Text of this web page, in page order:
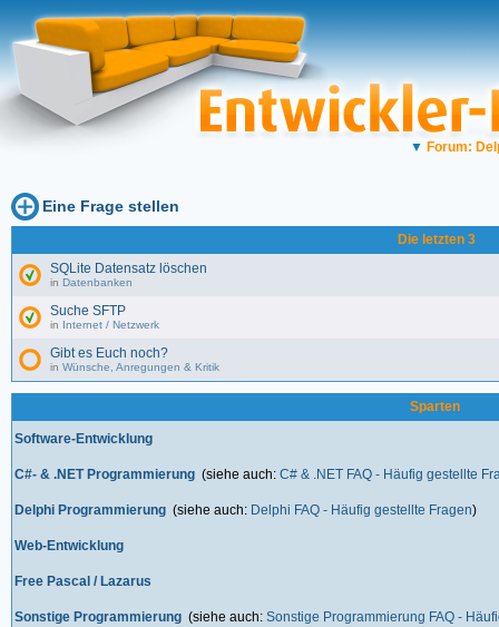
▼ Forum:
Eine Frage stellen
Die letzten 3
SQLite Datensatz löschen
in Datenbanken
Suche SFTP
in Internet / Netzwerk
Gibt es Euch noch?
in Wünsche, Anregungen & Kritik
Sparten
Software-Entwicklung
C#- & .NET Programmierung (siehe auch: C# & .NET FAQ - Häufig gestellte
Delphi Programmierung (siehe auch: Delphi FAQ - Häufig gestellte Fragen)
Web-Entwicklung
Free Pascal / Lazarus
Sonstige Programmierung (siehe auch: Sonstige Programmierung FAQ -